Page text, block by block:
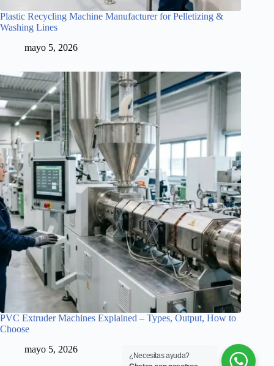
Plastic Recycling Machine Manufacturer for Pelletizing &
Washing Lines
mayo 5, 2026
PVC Extruder Machines Explained – Types, Output, How to
Choose
mayo 5, 2026
¿Necesitas ayuda?